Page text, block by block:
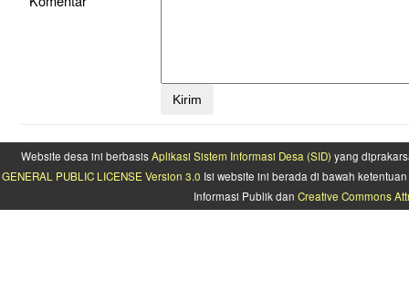
Website desa ini berbasisAplikasi Sistem Informasi Desa (SID) yang
GENERAL PUBLIC LICENSE Version 3.0 Isi website ini berada di bawah
Informasi Publik dan Creative Commons